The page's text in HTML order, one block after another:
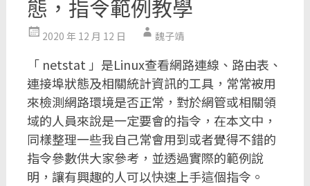
態，指令範例教學
2020 年 12 月 12 日 魏子靖
「 netstat 」是Linux查看網路連線、路由表、
連接埠狀態及相關統計資訊的工具，常常被用
來檢測網路環境是否正常，對於網管或相關領
域的人員來說是一定要會的指令，在本文中，
同樣整理一些我自己常會用到或者覺得不錯的
指令參數供大家參考，並透過實際的範例說
明，讓有興趣的人可以快速上手這個指令。